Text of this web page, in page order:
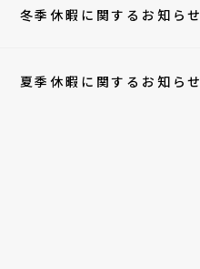
冬季休暇に関するお知らせ
夏季休暇に関するお知らせ